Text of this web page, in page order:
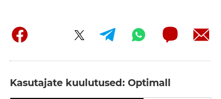
Kasutajate kuulutused: Optimall